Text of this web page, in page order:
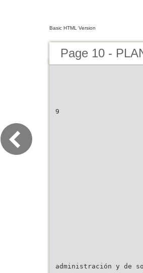
Basic HTML Version
Page 10 -
9
administración y de